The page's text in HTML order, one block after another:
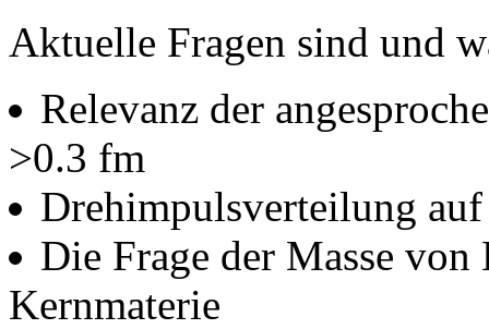
Aktuelle Fragen sind und
Relevanz der
>0.3 fm
Drehimpulsverteilung
Die Frage der Masse
Kernmaterie